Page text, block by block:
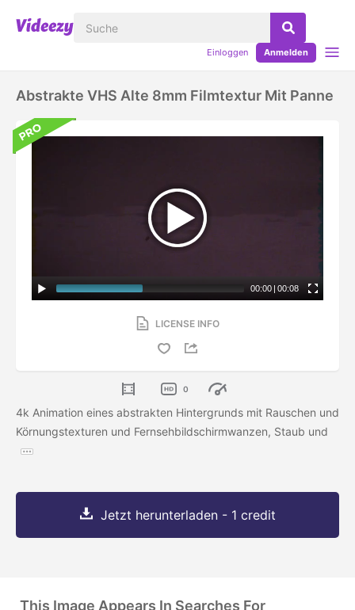
Einloggen Anmelden
Abstrakte VHS Alte 8mm Filmtextur Mit Panne
00:00 | 00:08
LICENSE INFO
0
4k Animation eines abstrakten Hintergrunds mit Rauschen und
Körnungstexturen und Fernsehbildschirmwanzen, Staub und
Jetzt herunterladen - 1 credit
This Image Appears In Searches For